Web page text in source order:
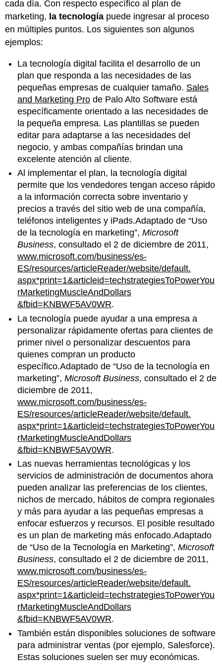
cada día. Con respecto específico al plan de
marketing, la tecnología puede ingresar al proceso
en múltiples puntos. Los siguientes son algunos
ejemplos:
La tecnología digital facilita el desarrollo de un
plan que responda a las necesidades de las
pequeñas empresas de cualquier tamaño. Sales
and Marketing Pro de Palo Alto Software está
específicamente orientado a las necesidades de
la pequeña empresa. Las plantillas se pueden
editar para adaptarse a las necesidades del
negocio, y ambas compañías brindan una
excelente atención al cliente.
Al implementar el plan, la tecnología digital
permite que los vendedores tengan acceso rápido
a la información correcta sobre inventario y
precios a través del sitio web de una compañía,
teléfonos inteligentes y iPads.Adaptado de “Uso
de la tecnología en marketing”,Microsoft
Business, consultado el 2 de diciembre de 2011,
www.microsoft.com/business/es-
ES/resources/articleReader/website/default.
aspx*print=1&articleid=techstrategiesToPowerYou
rMarketingMuscleAndDollars
&fbid=KNBWF5AV0WR.
La tecnología puede ayudar a una empresa a
personalizar rápidamente ofertas para clientes de
primer nivel o personalizar descuentos para
quienes compran un producto
específico.Adaptado de “Uso de la tecnología en
marketing”,Microsoft Business, consultado el 2 de
diciembre de 2011,
www.microsoft.com/business/es-
ES/resources/articleReader/website/default.
aspx*print=1&articleid=techstrategiesToPowerYou
rMarketingMuscleAndDollars
&fbid=KNBWF5AV0WR.
Las nuevas herramientas tecnológicas y los
servicios de administración de documentos ahora
pueden analizar las preferencias de los clientes,
nichos de mercado, hábitos de compra regionales
y más para ayudar a las pequeñas empresas a
enfocar esfuerzos y recursos. El posible resultado
es un plan de marketing más enfocado.Adaptado
de “Uso de la Tecnología en Marketing”,Microsoft
Business, consultado el 2 de diciembre de 2011,
www.microsoft.com/business/es-
ES/resources/articleReader/website/default.
aspx*print=1&articleid=techstrategiesToPowerYou
rMarketingMuscleAndDollars
&fbid=KNBWF5AV0WR.
También están disponibles soluciones de software
para administrar ventas (por ejemplo, Salesforce).
Estas soluciones suelen ser muy económicas.